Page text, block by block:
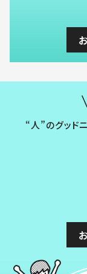
“人”のグッド